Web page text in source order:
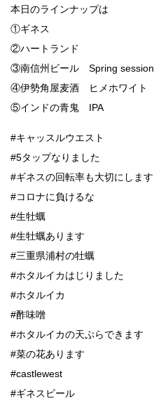
本日のラインナップは
①ギネス
②ハートランド
③南信州ビール Spring session
④伊勢角屋麦酒 ヒメホワイト
⑤インドの青鬼 IPA
#キャッスルウエスト
#5タップなりました
#ギネスの回転率も大切にします
#コロナに負けるな
#生牡蠣
#生牡蠣あります
#三重県浦村の牡蠣
#ホタルイカはじりました
#ホタルイカ
#酢味噌
#ホタルイカの天ぷらできます
#菜の花あります
#castlewest
#ギネスビール